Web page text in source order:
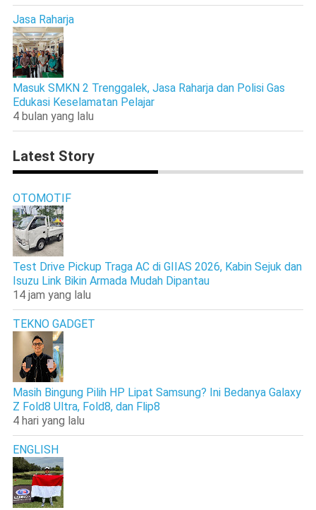
Jasa Raharja
Masuk SMKN 2 Trenggalek, Jasa Raharja dan Polisi Gas
Edukasi Keselamatan Pelajar
4 bulan yang lalu
Latest Story
OTOMOTIF
Test Drive Pickup Traga AC di GIIAS 2026, Kabin Sejuk dan
Isuzu Link Bikin Armada Mudah Dipantau
14 jam yang lalu
TEKNO GADGET
Masih Bingung Pilih HP Lipat Samsung? Ini Bedanya Galaxy
Z Fold8 Ultra, Fold8, dan Flip8
4 hari yang lalu
ENGLISH